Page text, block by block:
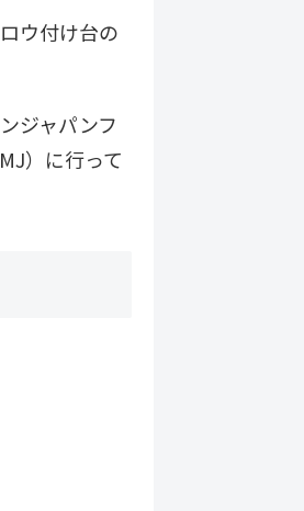
ウ付け台の
ジャパンフ
）に行って